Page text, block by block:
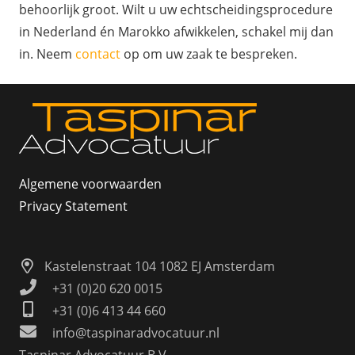
behoorlijk groot. Wilt u uw echtscheidingsprocedure
in Nederland én Marokko afwikkelen, schakel mij dan
in. Neem contact op om uw zaak te bespreken.
Algemene voorwaarden
Privacy Statement
Kastelenstraat 104 1082 EJ Amsterdam
+31 (0)20 620 0015
+31 (0)6 413 44 660
info@taspinaradvocatuur.nl